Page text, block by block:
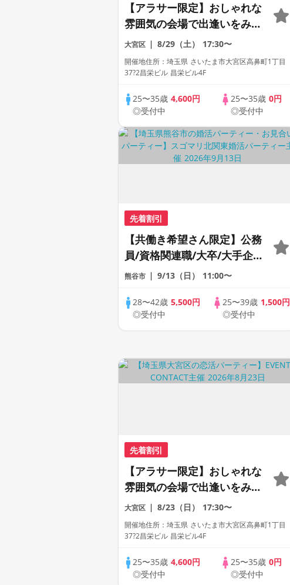
【アラサー限定】おしゃれな
雰囲気の会場で出逢いをみつ
けよう《貸切会場で恋活パー
ティー》
大宮区 8/29（土） 17:30〜
開催地住所：埼玉県 さいたま市大宮区高鼻町1丁目
37?2昌栄ビル 昌栄ビル4F
25〜35歳4,600円
◎受付中
25〜35歳 0円
◎受付中
先着割引
【共働き希望さん限定】公務
員/資格関連職/大卒/大手企
業/年収500万以上より1つ以
熊谷市 9/13（日） 11:00〜
28〜42歳5,500円
◎受付中
25〜39歳 1,500円
◎受付中
先着割引
【アラサー限定】おしゃれな
雰囲気の会場で出逢いをみつ
けよう《貸切会場で恋活パー
ティー》
大宮区 8/23（日） 17:30〜
開催地住所：埼玉県 さいたま市大宮区高鼻町1丁目
37?2昌栄ビル 昌栄ビル4F
25〜35歳4,600円
◎受付中
25〜35歳 0円
◎受付中